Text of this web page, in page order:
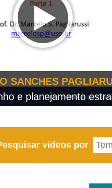
SANCHES
e planejamento
vídeos por